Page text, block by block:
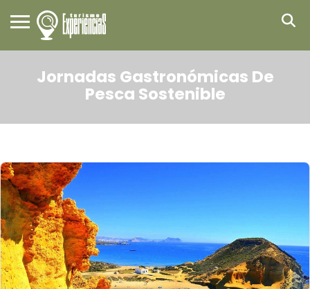
Jornadas Gastronómicas De
Pesca Sostenible